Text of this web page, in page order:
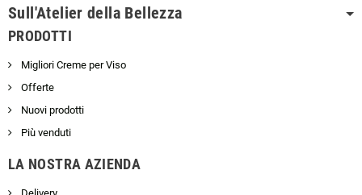
Sull'Atelier della Bellezza
PRODOTTI
Migliori Creme per Viso
Offerte
Nuovi prodotti
Più venduti
LA NOSTRA AZIENDA